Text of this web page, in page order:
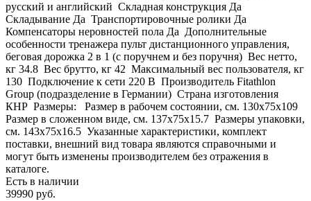
русский и английский Складная конструкция Да
Складывание Да Транспортировочные ролики Да
Компенсаторы неровностей пола Да Дополнительные
особенности тренажера пульт дистанционного управления,
беговая дорожка 2 в 1 (с поручнем и без поручня) Вес нетто,
кг 34.8 Вес брутто, кг 42 Максимальный вес пользователя, кг
130 Подключение к сети 220 В Производитель Fitathlon
Group (подразделение в Германии) Страна изготовления
КНР Размеры: Размер в рабочем состоянии, см. 130х75x109
Размер в сложенном виде, см. 137х75x15.7 Размеры упаковки,
см. 143х75x16.5 Указанные характеристики, комплект
поставки, внешний вид товара являются справочными и
могут быть изменены производителем без отражения в
каталоге.
Есть в наличии
39990 руб.